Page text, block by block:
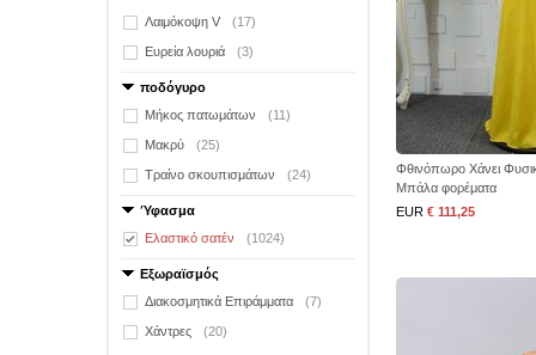
Λαιμόκοψη V (17)
Ευρεία λουριά (3)
ποδόγυρο
Μήκος πατωμάτων
(11)
Μακρύ (25)
Τραίνο σκουπισμάτων (24)
Ύφασμα
Ελαστικό σατέν
(1024)
Εξωραϊσμός
Διακοσμητικά Επιράμματα
(7)
Χάντρες (20)
Φθινόπωρο Χάνει
Μπάλα φορέματα
EUR € 111,25